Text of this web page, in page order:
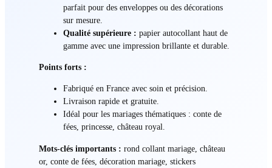
parfait pour des enveloppes ou des décorations
sur mesure.
Qualité supérieure : papier autocollant haut de
gamme avec une impression brillante et durable.
Points forts :
Fabriqué en France avec soin et précision.
Livraison rapide et gratuite.
Idéal pour les mariages thématiques : conte de
fées, princesse, château royal.
Mots-clés importants : rond collant mariage, château
or, conte de fées, décoration mariage, stickers